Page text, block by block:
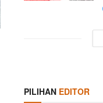
PILIHAN EDITOR